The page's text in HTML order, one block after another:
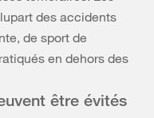
des accidents
de sport de
en dehors des
être évités